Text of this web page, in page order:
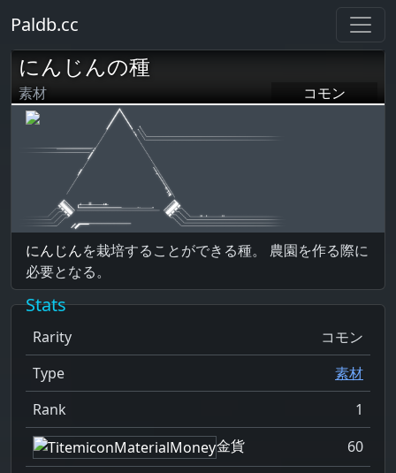
Paldb.cc
にんじんの種
素材 コモン
にんじんを栽培することができる種。 農園を作る際に
必要となる。
Stats
Rarity
コモン
Type
素材
Rank
1
金貨
60